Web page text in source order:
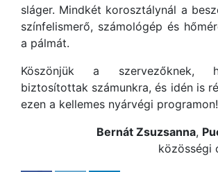
sláger. Mindkét korosztálynál a
színfelismerő, számológép és
a pálmát.
Köszönjük a szervezőknek,
biztosítottak számunkra, és idén is
ezen a kellemes nyárvégi programon!
Bernát Zsuzsanna,
közösségi